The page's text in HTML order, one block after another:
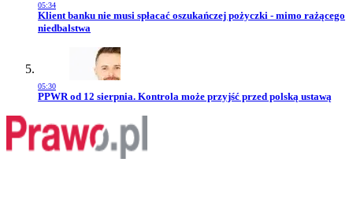
05:34
Przejdź do artykułu:
Klient banku nie musi spłacać oszukańczej pożyczki - mimo rażącego
niedbalstwa
05:30
Przejdź do artykułu:
PPWR od 12 sierpnia. Kontrola może przyjść przed polską ustawą